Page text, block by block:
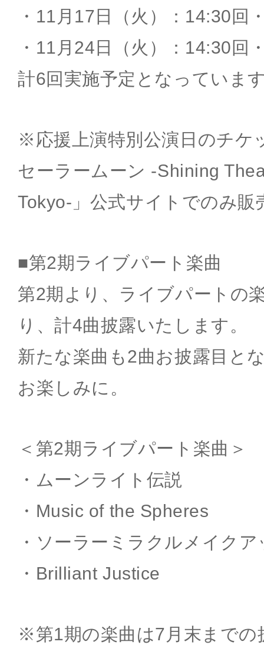
・11月17日（火）：14:30回
・11月24日（火）：14:30回
計6回実施予定となっていま
※応援上演特別公演日のチケ
セーラームーン -Shining
Tokyo-」公式サイトでのみ販
■第2期ライブパート楽曲
第2期より、ライブパートの
り、計4曲披露いたします。
新たな楽曲も2曲お披露目と
お楽しみに。
＜第2期ライブパート楽曲＞
・ムーンライト伝説
・Music of the Spheres
・ソーラーミラクルメイクア
・Brilliant Justice
※第1期の楽曲は7月末までの